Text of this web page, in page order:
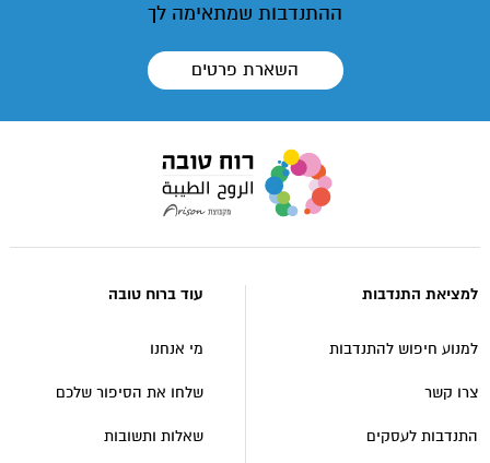
ההתנדבות שמתאימה לך
השארת פרטים
רוח
למציאת התנדבות
למנוע חיפוש להתנדבות
צרו קשר
התנדבות לעסקים
עוד ברוח טובה
מי אנחנו
שלחו את הסיפור שלכם
שאלות ותשובות